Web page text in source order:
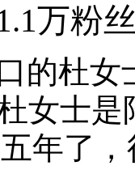
万粉
的杜
女士
年了